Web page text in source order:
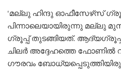
‘മല്ലു ഹിന്ദു ഓഫീസേഴ്‌സ്
പിന്നാലെയായിരുന്നു മല്ലു
ഗ്രൂപ്പ് തുടങ്ങിയത്.
ചിലർ അദ്ദേഹത്തെ ഫോണിൽ
ഗൗരവം